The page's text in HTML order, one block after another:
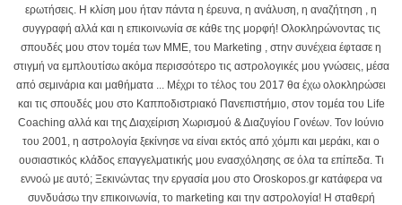
ερωτήσεις. Η κλίση μου ήταν πάντα η έρευνα, η ανάλυση, η αναζήτηση , η
συγγραφή αλλά και η επικοινωνία σε κάθε της μορφή! Ολοκληρώνοντας τις
σπουδές μου στον τομέα των ΜΜΕ, του Marketing , στην συνέχεια έφτασε η
στιγμή να εμπλουτίσω ακόμα περισσότερο τις αστρολογικές μου γνώσεις, μέσα
από σεμινάρια και μαθήματα ... Μέχρι το τέλος του 2017 θα έχω ολοκληρώσει
και τις σπουδές μου στο Καπποδιστριακό Πανεπιστήμιο, στον τομέα του Life
Coaching αλλά και της Διαχείριση Χωρισμού & Διαζυγίου Γονέων. Τον Ιούνιο
του 2001, η αστρολογία ξεκίνησε να είναι εκτός από χόμπι και μεράκι, και ο
ουσιαστικός κλάδος επαγγελματικής μου ενασχόλησης σε όλα τα επίπεδα. Τι
εννοώ με αυτό; Ξεκινώντας την εργασία μου στο Oroskopos.gr κατάφερα να
συνδυάσω την επικοινωνία, το marketing και την αστρολογία! Η σταθερή